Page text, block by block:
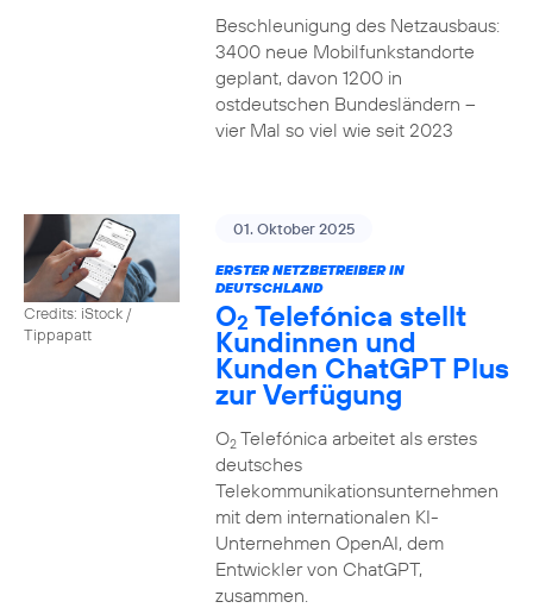
Beschleunigung des Netzausbaus:
3400 neue Mobilfunkstandorte
geplant, davon 1200 in
ostdeutschen Bundesländern –
vier Mal so viel wie seit 2023
Credits: iStock /
Tippapatt
01. Oktober 2025
ERSTER NETZBETREIBER IN
DEUTSCHLAND
O2 Telefónica stellt
Kundinnen und
Kunden ChatGPT Plus
zur Verfügung
O2Telefónica arbeitet als erstes
deutsches
Telekommunikationsunternehmen
mit dem internationalen KI-
Unternehmen OpenAI, dem
Entwickler von ChatGPT,
zusammen.